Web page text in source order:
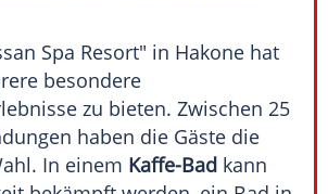
Spa Resort" in Hakone hat
besondere
zu bieten. Zwischen 25
haben die Gäste die
In einem Kaffe-Bad kann